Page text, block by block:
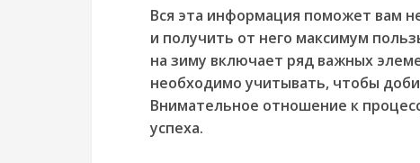
Вся эта информация поможет вам
и получить от него максимум
на зиму включает ряд важных
необходимо учитывать, чтобы
Внимательное отношение к
успеха.